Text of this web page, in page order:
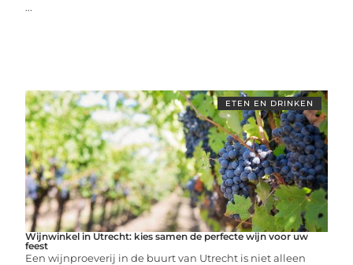
...
ETEN EN DRINKEN
Wijnwinkel in Utrecht: kies samen de perfecte wijn voor uw
feest
Een wijnproeverij in de buurt van Utrecht is niet alleen